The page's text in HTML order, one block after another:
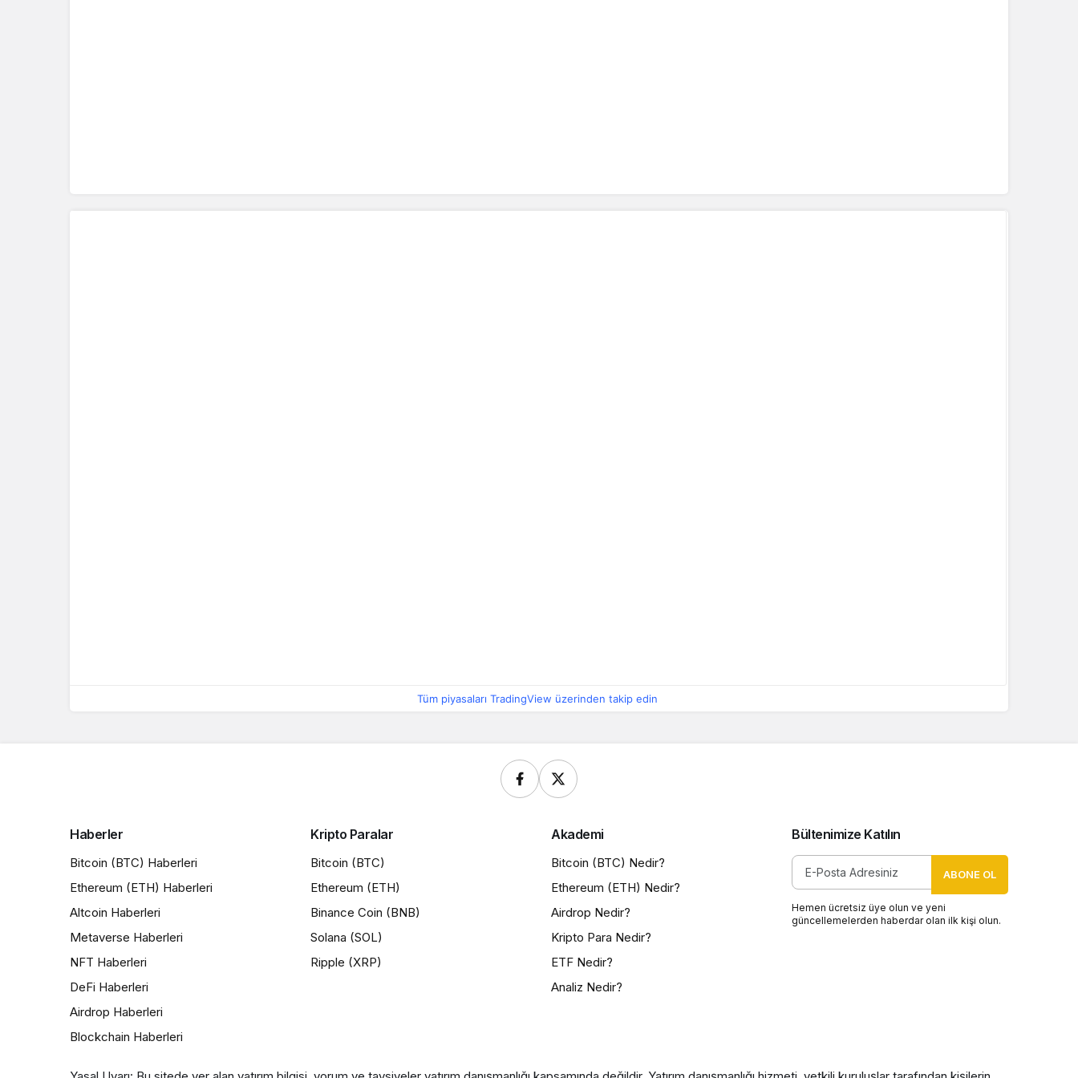
Tüm piyasaları TradingView üzerinden takip edin
Haberler
Bitcoin (BTC) Haberleri
Ethereum (ETH) Haberleri
Altcoin Haberleri
Metaverse Haberleri
NFT Haberleri
DeFi Haberleri
Airdrop Haberleri
Blockchain Haberleri
Kripto Paralar
Bitcoin (BTC)
Ethereum (ETH)
Binance Coin (BNB)
Solana (SOL)
Ripple (XRP)
Akademi
Bitcoin (BTC) Nedir?
Ethereum (ETH) Nedir?
Airdrop Nedir?
Kripto Para Nedir?
ETF Nedir?
Analiz Nedir?
Bültenimize Katılın
ABONE OL
Hemen ücretsiz üye olun ve yeni
güncellemelerden haberdar olan ilk kişi olun.